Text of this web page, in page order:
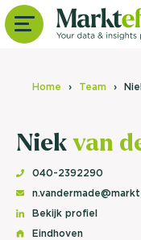
Home Team
Niekvan
040-2392290
Bekijk profiel
Eindhoven